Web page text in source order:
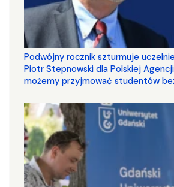
Podwójny rocznik szturmuje
Piotr Stepnowski dla Polskiej
możemy przyjmować studentów